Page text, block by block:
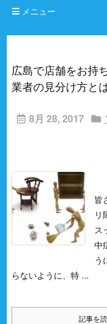
メニュー
広島で店舗をお持
業者の見分け方と
8月 28, 2017
皆
リ
ス
中
う
らないように、特 ...
記事を